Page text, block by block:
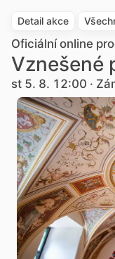
Detail akce
Oficiální online
Vznešené
st 5. 8. 12:00 ·